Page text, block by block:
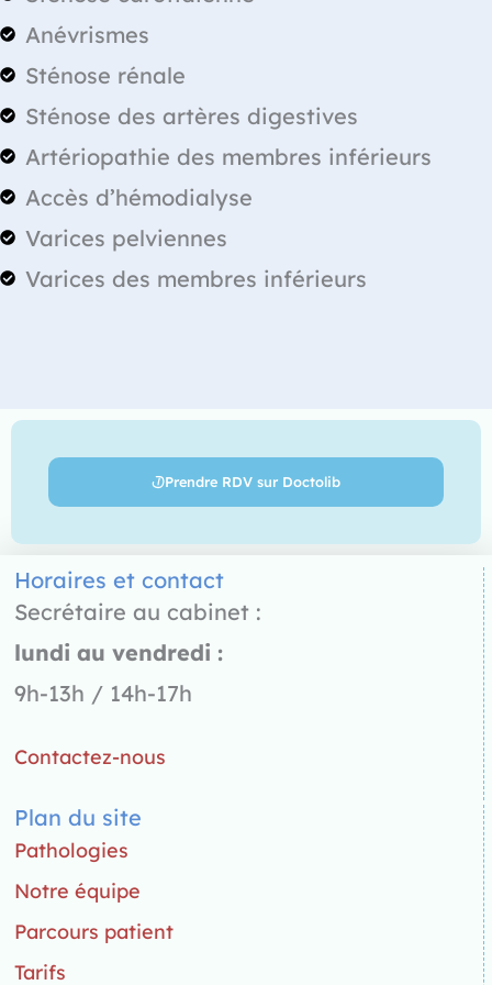
Anévrismes
Sténose rénale
Sténose des artères digestives
Artériopathie des membres inférieurs
Accès d’hémodialyse
Varices pelviennes
Varices des membres inférieurs
Prendre RDV sur Doctolib
Horaires et contact
Secrétaire au cabinet :
lundi au vendredi :
9h-13h / 14h-17h
Contactez-nous
Plan du site
Pathologies
Notre équipe
Parcours patient
Tarifs